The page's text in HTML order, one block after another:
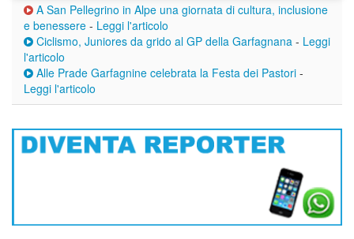
A San Pellegrino in Alpe una giornata di cultura, inclusione
e benessere - Leggi l'articolo
Ciclismo, Juniores da grido al GP della Garfagnana - Leggi
l'articolo
Alle Prade Garfagnine celebrata la Festa dei Pastori -
Leggi l'articolo